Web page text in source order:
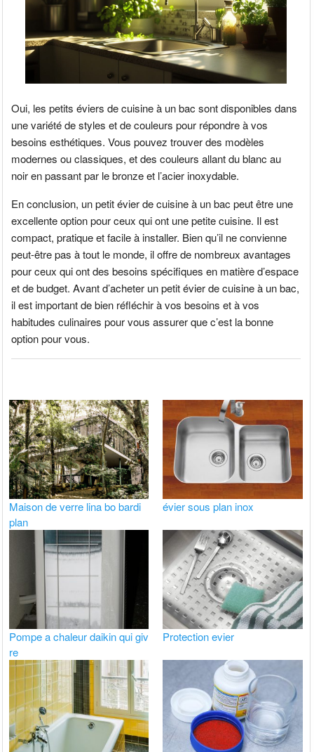
Oui, les petits éviers de cuisine à un bac sont disponibles dans
une variété de styles et de couleurs pour répondre à vos
besoins esthétiques. Vous pouvez trouver des modèles
modernes ou classiques, et des couleurs allant du blanc au
noir en passant par le bronze et l’acier inoxydable.
En conclusion, un petit évier de cuisine à un bac peut être une
excellente option pour ceux qui ont une petite cuisine. Il est
compact, pratique et facile à installer. Bien qu’il ne convienne
peut-être pas à tout le monde, il offre de nombreux avantages
pour ceux qui ont des besoins spécifiques en matière d’espace
et de budget. Avant d’acheter un petit évier de cuisine à un bac,
il est important de bien réfléchir à vos besoins et à vos
habitudes culinaires pour vous assurer que c’est la bonne
option pour vous.
Maison de verre lina bo bardi
plan
évier sous plan inox
Pompe a chaleur daikin qui giv
re
Protection evier